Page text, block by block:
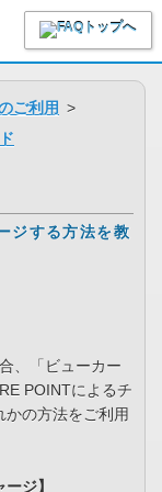
ご利用 >
ジする方法を教
、「ビューカー
POINTによるチ
かの方法をご利用
ジ】